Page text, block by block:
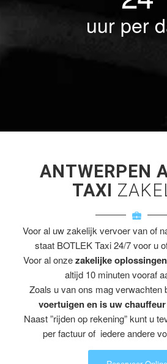
uur per
ANTWERPEN
TAXI
Voor al uw zakelijk vervoer van of
staat BOTLEK Taxi 24/7 voor u
Voor al onzezakelijke oplossingen
altijd 10 minuten vooraf
Zoals u van ons mag verwachten
voertuigen en is uw
Naast ”rijden op rekening” kunt u
per factuur of iedere andere